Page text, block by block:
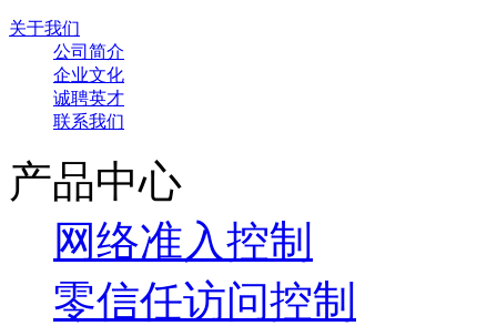
关于我们
公司简介
企业文化
诚聘英才
联系我们
产品中心
网络准入控制
零信任访问控制